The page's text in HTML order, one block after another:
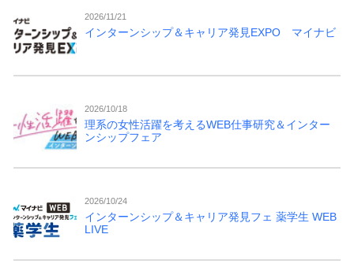
2026/11/21
インターンシップ＆キャリア発見EXPO マイナビ
2026/10/18
理系の女性活躍を考えるWEB仕事研究＆インター
ンシップフェア
2026/10/24
インターンシップ＆キャリア発見フェ 薬学生 WEB
LIVE